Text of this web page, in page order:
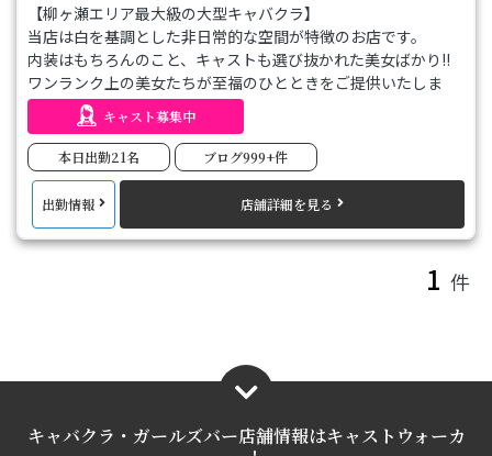
【柳ヶ瀬エリア最大級の大型キャバクラ】
当店は白を基調とした非日常的な空間が特徴のお店です。
内装はもちろんのこと、キャストも選び抜かれた美女ばかり!!
ワンランク上の美女たちが至福のひとときをご提供いたしま
す。
ぜひ、当店で素敵な時間をお過ごしください。
キャスト募集中
本日出勤21名 ブログ999+件
出勤情報 店舗詳細を見る
1 件
キャバクラ・ガールズバー店舗情報はキャストウォーカ